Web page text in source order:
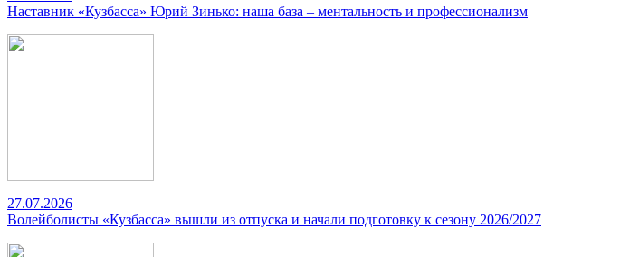
Наставник «Кузбасса» Юрий Зинько: наша база – ментальность и профессионализм
27.07.2026
Волейболисты «Кузбасса» вышли из отпуска и начали подготовку к сезону 2026/2027